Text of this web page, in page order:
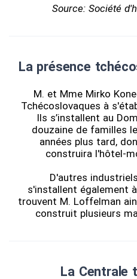
Source: Société
La présence
M. et Mme Mirko
Tchécoslovaques à
Ils s’installent au
douzaine de familles
années plus tard,
construira l'hôtel-
D'autres
s'installent également
trouvent M. Loffelman
construit plusieurs
La Centrale